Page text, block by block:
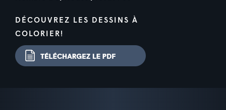
DÉCOUVREZ LES DESSINS À
COLORIER!